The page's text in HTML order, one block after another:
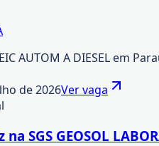
AUTOM A DIESEL em
de 2026Ver vaga
SGS GEOSOL